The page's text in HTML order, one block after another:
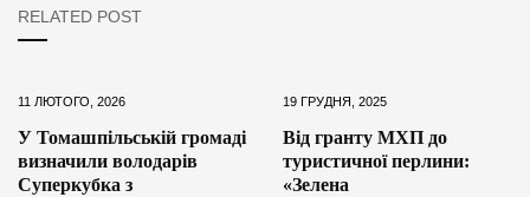
RELATED POST
11 ЛЮТОГО, 2026
У Томашпільській громаді
визначили володарів
Суперкубка з
19 ГРУДНЯ, 2025
Від гранту МХП до
туристичної перлини:
«Зелена